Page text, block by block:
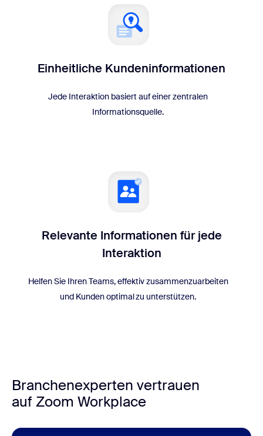
Einheitliche Kundeninformationen
Jede Interaktion basiert auf einer zentralen
Informationsquelle.
Relevante Informationen für jede
Interaktion
Helfen Sie Ihren Teams, effektiv zusammenzuarbeiten
und Kunden optimal zu unterstützen.
Branchenexperten vertrauen
auf Zoom Workplace